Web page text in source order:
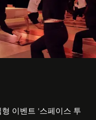
이벤트 '스페이스 투